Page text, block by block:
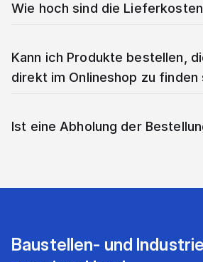
Wie hoch sind die
Kann ich Produkte bestellen,
direkt im Onlineshop zu finden
Ist eine Abholung der
Baustellen- und